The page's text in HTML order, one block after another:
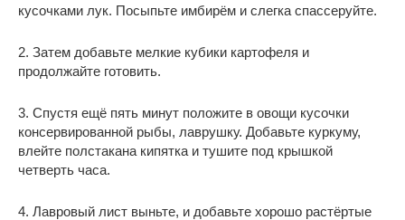
кусочками лук. Посыпьте имбирём и слегка спассеруйте.
2. Затем добавьте мелкие кубики картофеля и
продолжайте готовить.
3. Спустя ещё пять минут положите в овощи кусочки
консервированной рыбы, лаврушку. Добавьте куркуму,
влейте полстакана кипятка и тушите под крышкой
четверть часа.
4. Лавровый лист выньте, и добавьте хорошо растёртые